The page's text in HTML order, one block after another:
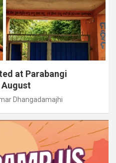
at Parabangi
Dhangadamajhi